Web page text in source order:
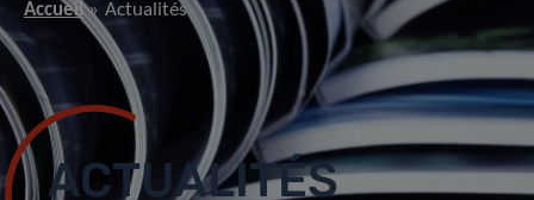
Accueil Actualités
ACTUALITÉS